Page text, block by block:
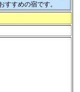
すめの宿です。